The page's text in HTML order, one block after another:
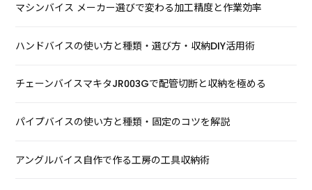
マシンバイス メーカー選びで変わる加工精度と作業効率
ハンドバイスの使い方と種類・選び方・収納DIY活用術
チェーンバイスマキタJR003Gで配管切断と収納を極める
パイプバイスの使い方と種類・固定のコツを解説
アングルバイス自作で作る工房の工具収納術